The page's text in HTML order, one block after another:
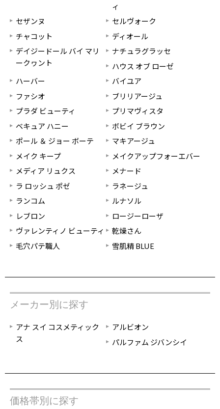
ィ
セザンヌ
セルヴォーク
チャコット
ディオール
デイジードール バイ マリ
ークヮント
ナチュラグラッセ
ハウス オブ ローゼ
ハーバー
バイユア
ファシオ
ブリリアージュ
プラダ ビューティ
プリマヴィスタ
ベキュア ハニー
ボビイ ブラウン
ポール ＆ ジョー ボーテ
マキアージュ
メイク キープ
メイクアップフォーエバー
メディア リュクス
メナード
ラ ロッシュ ポゼ
ラネージュ
ランコム
ルナソル
レブロン
ロージーローザ
ヴァレンティノ ビューティ
乾燥さん
毛穴パテ職人
雪肌精 BLUE
メーカー別に探す
アナ スイ コスメティック
ス
アルビオン
パルファム ジバンシイ
価格帯別に探す